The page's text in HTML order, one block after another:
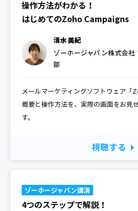
操作方法がわかる！
はじめてのZoho Campaigns
清水 美紀
ゾーホージャパン株式会社
部
メールマーケティングソフトウェア「
概要と操作方法を、実際の画面をお見
す。
視聴する
ゾーホージャパン講演
4つのステップで解説！